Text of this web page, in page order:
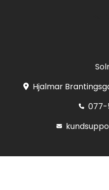
Hjalmar
077-